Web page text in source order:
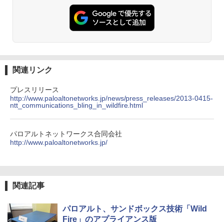
関連リンク
プレスリリース
http://www.paloaltonetworks.jp/news/press_releases/2013-0415-
ntt_communications_bling_in_wildfire.html
パロアルトネットワークス合同会社
http://www.paloaltonetworks.jp/
関連記事
パロアルト、サンドボックス技術「Wild
Fire」のアプライアンス版